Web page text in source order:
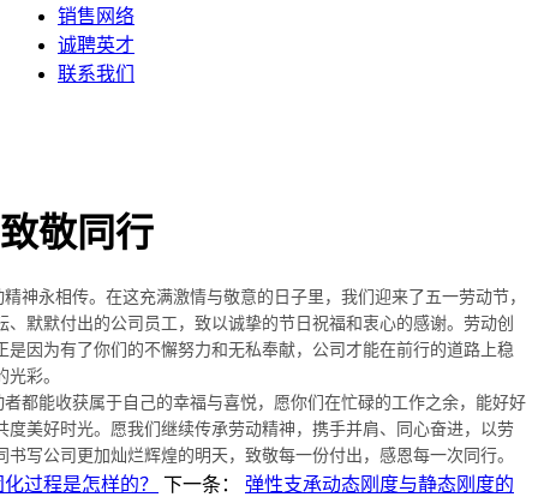
销售网络
诚聘英才
联系我们
敬同行
永相传。在这充满激情与敬意的日子里，我们迎来了五一劳动节，
、默默付出的公司员工，致以诚挚的节日祝福和衷心的感谢。劳动创
是因为有了你们的不懈努力和无私奉献，公司才能在前行的道路上稳
彩。
能收获属于自己的幸福与喜悦，愿你们在忙碌的工作之余，能好好
度美好时光。愿我们继续传承劳动精神，携手并肩、同心奋进，以劳
写公司更加灿烂辉煌的明天，致敬每一份付出，感恩每一次同行。
过程是怎样的？‌ 下一条： 弹性支承动态刚度与静态刚度的